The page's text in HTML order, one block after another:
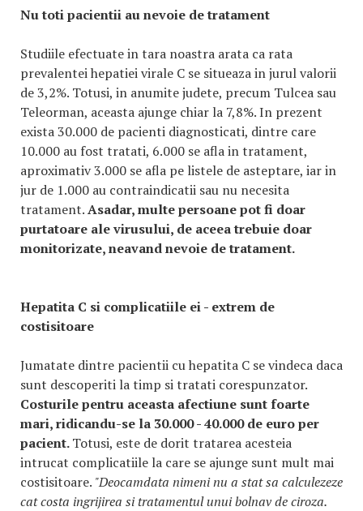
Nu toti pacientii au nevoie de tratament
Studiile efectuate in tara noastra arata ca rata
prevalentei hepatiei virale C se situeaza in jurul valorii
de 3,2%. Totusi, in anumite judete, precum Tulcea sau
Teleorman, aceasta ajunge chiar la 7,8%. In prezent
exista 30.000 de pacienti diagnosticati, dintre care
10.000 au fost tratati, 6.000 se afla in tratament,
aproximativ 3.000 se afla pe listele de asteptare, iar in
jur de 1.000 au contraindicatii sau nu necesita
tratament.Asadar, multe persoane pot fi doar
purtatoare ale virusului, de aceea trebuie doar
monitorizate, neavand nevoie de tratament.
Hepatita C si complicatiile ei - extrem de
costisitoare
Jumatate dintre pacientii cu hepatita C se vindeca daca
sunt descoperiti la timp si tratati corespunzator.
Costurile pentru aceasta afectiune sunt foarte
mari, ridicandu-se la 30.000 - 40.000 de euro per
pacient.Totusi, este de dorit tratarea acesteia
intrucat complicatiile la care se ajunge sunt mult mai
costisitoare. "Deocamdata nimeni nu a stat sa calculezeze
cat costa ingrijirea si tratamentul unui bolnav de ciroza.